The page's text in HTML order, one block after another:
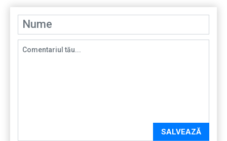
SALVEAZĂ